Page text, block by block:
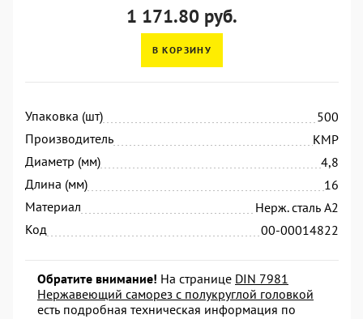
1 171.80 руб.
В КОРЗИНУ
Упаковка (шт)
500
Производитель
KMP
Диаметр (мм)
4,8
Длина (мм)
16
Материал
Нерж. сталь А2
Код
00-00014822
Обратите внимание! На странице DIN 7981
Нержавеющий саморез с полукруглой головкой
есть подробная техническая информация по